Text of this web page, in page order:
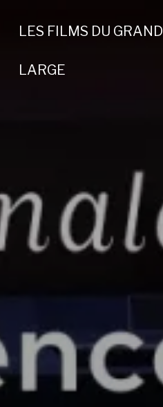
LES FILMS DU GRAND
LARGE